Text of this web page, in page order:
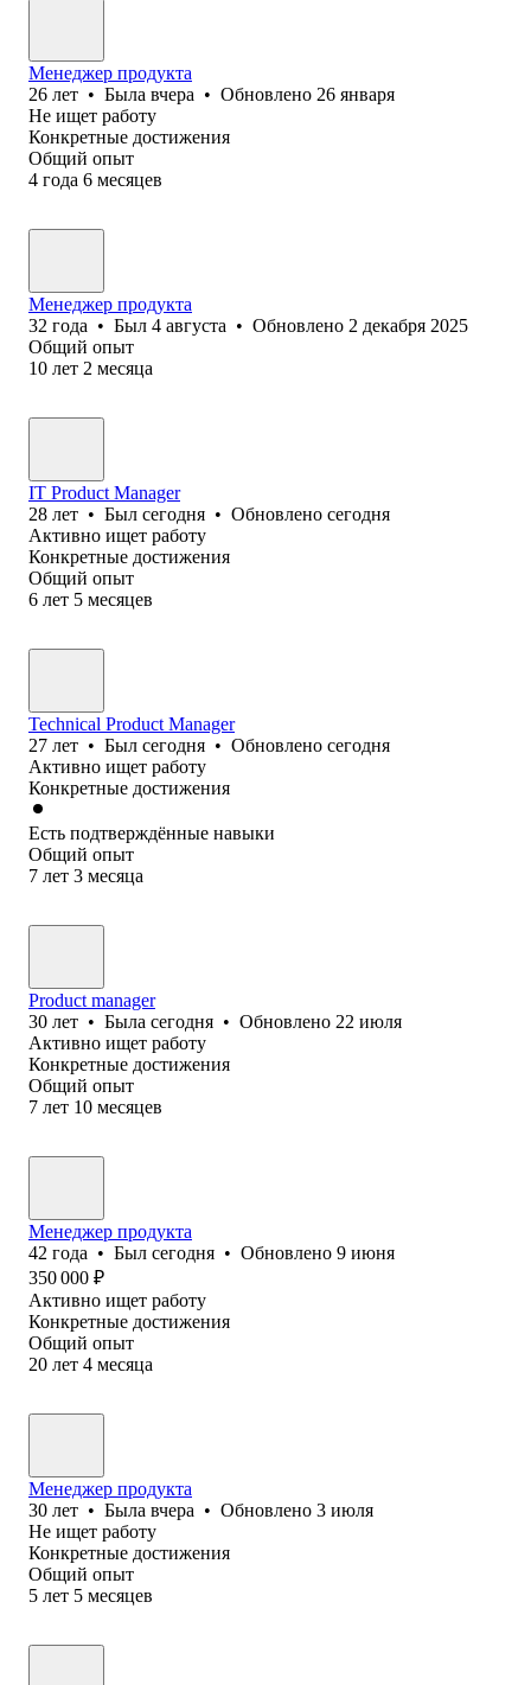
Менеджер продукта
26 лет • Была вчера • Обновлено 26 января
Не ищет работу
Конкретные достижения
Общий опыт
4 года 6 месяцев
Менеджер продукта
32 года • Был 4 августа • Обновлено 2 декабря 2025
Общий опыт
10 лет 2 месяца
IT Product Manager
28 лет • Был сегодня • Обновлено сегодня
Активно ищет работу
Конкретные достижения
Общий опыт
6 лет 5 месяцев
Technical Product Manager
27 лет • Был сегодня • Обновлено сегодня
Активно ищет работу
Конкретные достижения
Есть подтверждённые навыки
Общий опыт
7 лет 3 месяца
Product manager
30 лет • Была сегодня • Обновлено 22 июля
Активно ищет работу
Конкретные достижения
Общий опыт
7 лет 10 месяцев
Менеджер продукта
42 года • Был сегодня • Обновлено 9 июня
350 000 ₽
Активно ищет работу
Конкретные достижения
Общий опыт
20 лет 4 месяца
Менеджер продукта
30 лет • Была вчера • Обновлено 3 июля
Не ищет работу
Конкретные достижения
Общий опыт
5 лет 5 месяцев